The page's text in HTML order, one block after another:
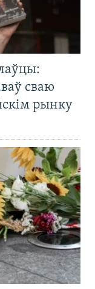
сваю
рынку